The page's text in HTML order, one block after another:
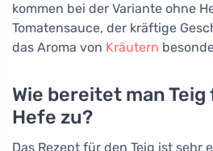
kommen bei der Variante ohne
Tomatensauce, der kräftige
das Aroma von Kräutern
Wie bereitet man
Hefe zu?
Das Rezept für den Teig ist sehr